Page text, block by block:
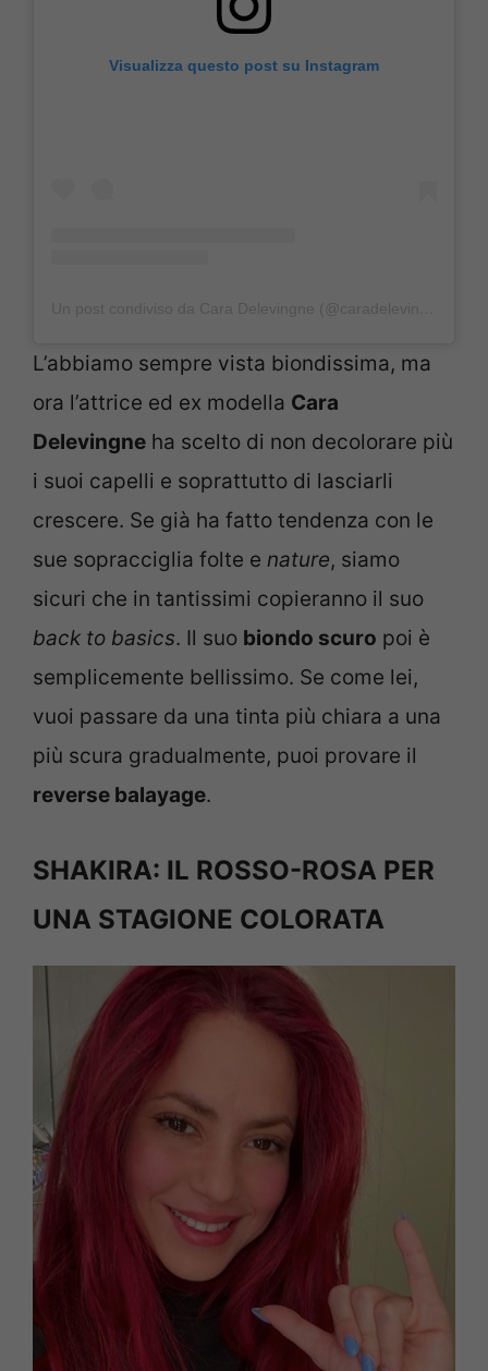
Visualizza questo post su Instagram
L’abbiamo sempre vista biondissima, ma
ora l’attrice ed ex modella Cara
Delevingne ha scelto di non decolorare più
i suoi capelli e soprattutto di lasciarli
crescere. Se già ha fatto tendenza con le
sue sopracciglia folte e nature, siamo
sicuri che in tantissimi copieranno il suo
back to basics. Il suo biondo scuro poi è
semplicemente bellissimo. Se come lei,
vuoi passare da una tinta più chiara a una
più scura gradualmente, puoi provare il
reverse balayage.
SHAKIRA: IL ROSSO-ROSA PER
UNA STAGIONE COLORATA